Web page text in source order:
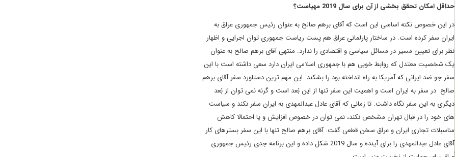
حداقل امکان تحقق بخشی از آن برای سال 2019 مهیاست؟
در این خصوص نکته اساسی این است که آقای برهم صالح به عنوان رئیس جمهوری عراق به
ایران سفر کرده است. در ساختار پارلمانی عراق هم پست ریاست جمهوری توان اجرایی و اظهار
نظر برای تعیین مسیر در مسائل سیاسی و اقتصادی را ندارد. منتهی آقای برهم صالح به عنوان
یک شخصیت معتدل که روابط خوبی هم با جمهوری اسلامی ایران دارد سعی داشته است با این
سفر جو ضد ایرانی که آمریکا به راه انداخته بود را بشکند. این مهم ترین دستاورد سفر آقای برهم
صالح در سفر به ایران است و اهمیت این سفر تنها از این بُعد است و گرنه نمی توان از بُعد
دیگری به این سفر نگاه داشت. تا زمانی که آقای عادل عبدالمهدی به ایران سفر نکند و سیاست
های خود را در قبال تهران مشخص نکند، نمی توان در خصوص افزایش و یا احتمالا کاهش
مناسبلات تجاری ایران و عراق سخن قطعی گفت. آقای برهم صالح تنها با این سفر بسترهای کار
آقای عادل عبدالمهدی را برای آینده و سال 2019 شکل داده و این برنامه جدی رئیس جمهوری